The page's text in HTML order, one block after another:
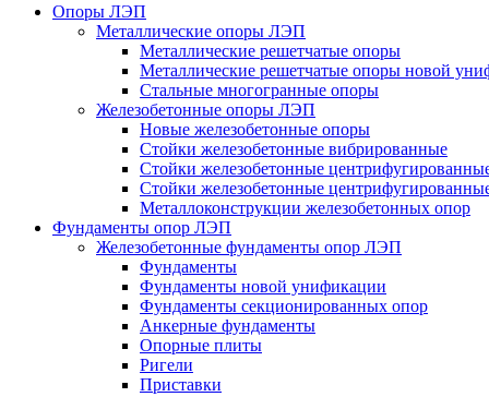
Опоры ЛЭП
Металлические опоры ЛЭП
Металлические решетчатые опоры
Металлические решетчатые опоры новой
Стальные многогранные опоры
Железобетонные опоры ЛЭП
Новые железобетонные опоры
Стойки железобетонные вибрированные
Стойки железобетонные
Стойки железобетонные
Металлоконструкции железобетонных опор
Фундаменты опор ЛЭП
Железобетонные фундаменты опор ЛЭП
Фундаменты
Фундаменты новой унификации
Фундаменты секционированных опор
Анкерные фундаменты
Опорные плиты
Ригели
Приставки